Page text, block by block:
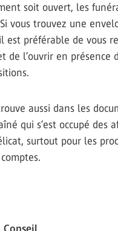
soit ouvert, les
vous trouvez une
est préférable de vous
de l’ouvrir en présence
aussi dans les
qui s’est occupé des
surtout pour les
Conseil